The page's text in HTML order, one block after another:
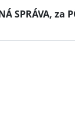
SPRÁVA, za